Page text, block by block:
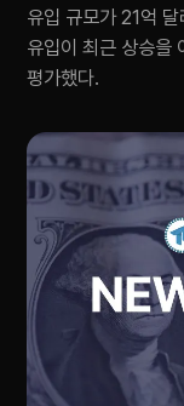
유입 규모가 21억
유입이 최근 상승을
평가했다.